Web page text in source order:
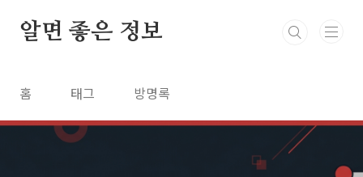
알면 좋은 정보
홈 태그 방명록